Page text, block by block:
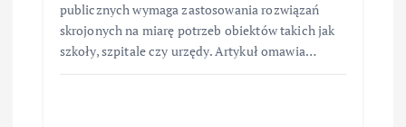
publicznych wymaga zastosowania rozwiązań
skrojonych na miarę potrzeb obiektów takich jak
szkoły, szpitale czy urzędy. Artykuł omawia…